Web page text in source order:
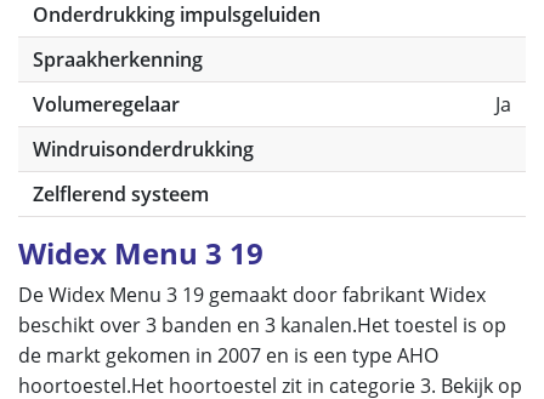
Onderdrukking impulsgeluiden
Spraakherkenning
Volumeregelaar
Ja
Windruisonderdrukking
Zelflerend systeem
Widex Menu 3 19
De Widex Menu 3 19 gemaakt door fabrikant Widex
beschikt over 3 banden en 3 kanalen.Het toestel is op
de markt gekomen in 2007 en is een type AHO
hoortoestel.Het hoortoestel zit in categorie 3. Bekijk op